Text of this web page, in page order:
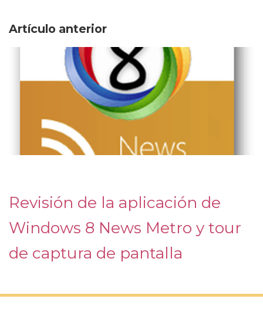
Artículo anterior
Revisión de la aplicación de
Windows 8 News Metro y tour
de captura de pantalla